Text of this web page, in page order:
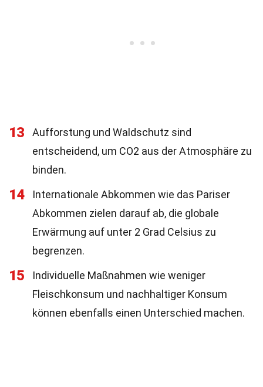
13
Aufforstung und Waldschutz sind
entscheidend, um CO2 aus der Atmosphäre zu
binden.
14
Internationale Abkommen wie das Pariser
Abkommen zielen darauf ab, die globale
Erwärmung auf unter 2 Grad Celsius zu
begrenzen.
15
Individuelle Maßnahmen wie weniger
Fleischkonsum und nachhaltiger Konsum
können ebenfalls einen Unterschied machen.